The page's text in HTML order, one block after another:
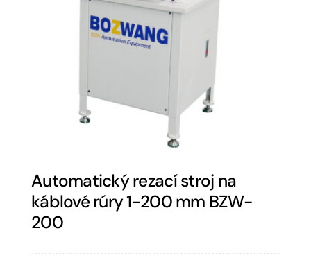
Automatický rezací stroj na
káblové rúry 1-200 mm BZW-
200